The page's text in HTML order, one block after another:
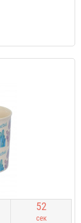
51
сек